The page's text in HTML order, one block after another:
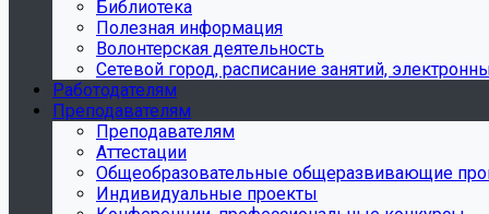
Библиотека
Полезная информация
Волонтерская деятельность
Сетевой город, расписание занятий,
Работодателям
Преподавателям
Преподавателям
Аттестации
Общеобразовательные общеразвивающие
Индивидуальные проекты